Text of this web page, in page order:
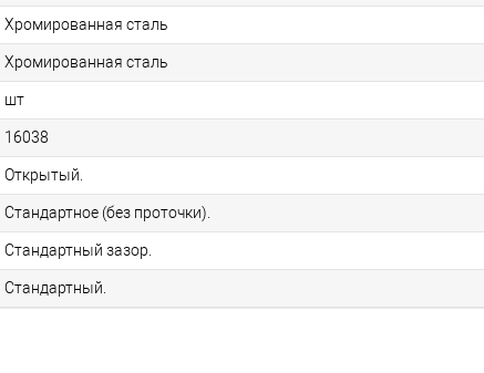
Хромированная сталь
Хромированная сталь
шт
16038
Открытый.
Стандартное (без проточки).
Стандартный зазор.
Стандартный.